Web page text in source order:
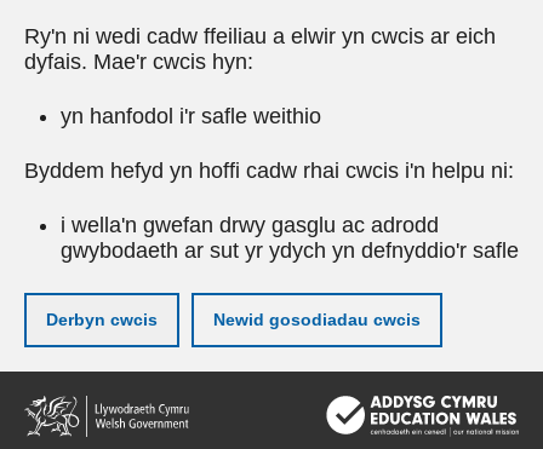
Ry'n ni wedi cadw ffeiliau a elwir yn cwcis ar eich
dyfais. Mae'r cwcis hyn:
yn hanfodol i'r safle weithio
Byddem hefyd yn hoffi cadw rhai cwcis i'n helpu ni:
i wella'n gwefan drwy gasglu ac adrodd
gwybodaeth ar sut yr ydych yn defnyddio'r safle
Derbyn cwcis Newid gosodiadau cwcis
Neidio
i'r
prif